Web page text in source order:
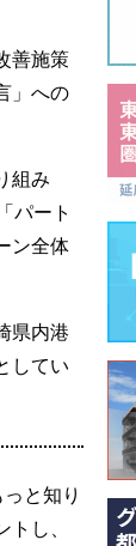
善施策
」への
組み
パート
ン全体
県内港
してい
と知り
し、